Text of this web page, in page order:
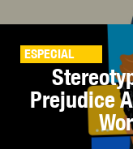
ESPECIAL
Prejudice